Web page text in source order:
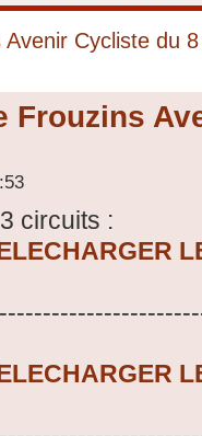
Cycliste du
Frouzins
circuits :